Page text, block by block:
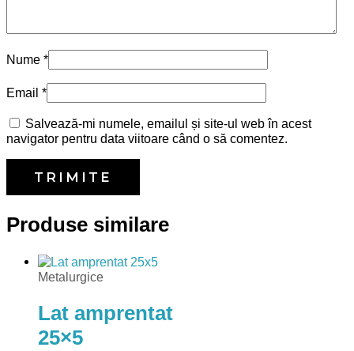
Nume *
Email *
Salvează-mi numele, emailul și site-ul web în acest
navigator pentru data viitoare când o să comentez.
Produse similare
Metalurgice
Lat amprentat
25×5